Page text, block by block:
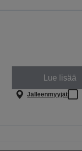
Lue lisää
Jälleenmyyjät